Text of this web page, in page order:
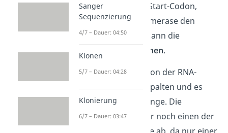
Promotor
, also das Start-Codon,
enthält. Hat die Polymerase den
Promotor erreicht, kann die
Transkription
beginnen.
Nun wird die rDNA von der RNA-
Polymerase I aufgespalten und es
bilden sich zwei Stränge. Die
Polymerase fährt nur noch einen der
Sanger
Sequenzierung
4/7 – Dauer: 04:50
Klonen
5/7 – Dauer: 04:28
Klonierung
6/7 – Dauer: 03:47